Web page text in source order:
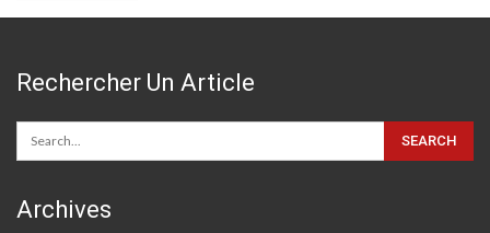
Rechercher Un Article
Archives